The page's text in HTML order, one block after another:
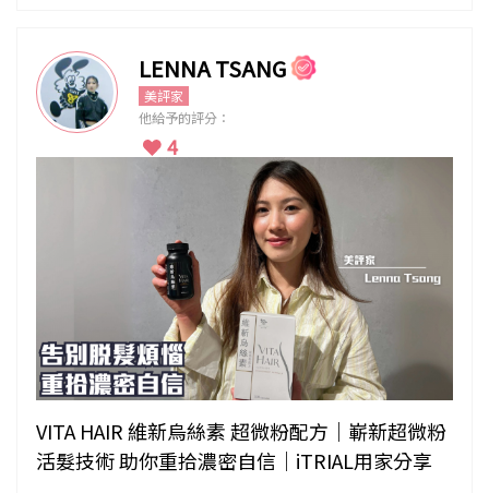
LENNA TSANG
美評家
他給予的評分：
4
VITA HAIR 維新烏絲素 超微粉配方｜嶄新超微粉
活髮技術 助你重拾濃密自信｜iTRIAL用家分享